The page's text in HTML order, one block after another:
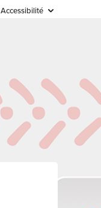
Accessibilité